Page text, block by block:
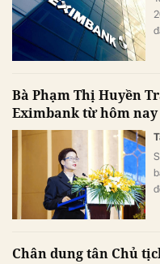
Bà Phạm Thị Huyền
Eximbank từ hôm nay
Chân dung tân Chủ